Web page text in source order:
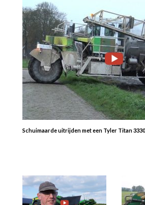
Schuimaarde uitrijden met een Tyler Titan